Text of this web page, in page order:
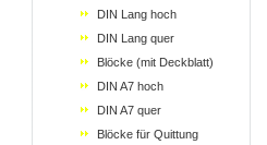
DIN Lang hoch
DIN Lang quer
Blöcke (mit Deckblatt)
DIN A7 hoch
DIN A7 quer
Blöcke für Quittung